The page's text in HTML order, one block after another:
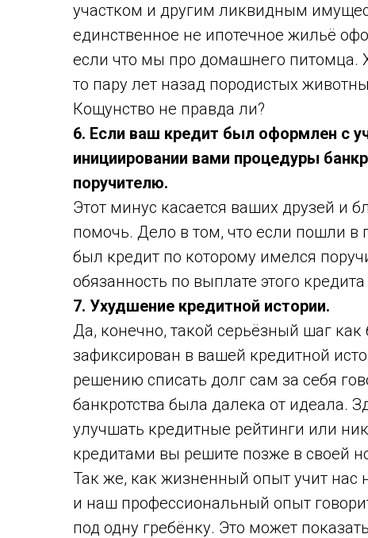
участком и другим ликвидным
единственное не ипотечное жильё
если что мы про домашнего питомца.
то пару лет назад породистых
Кощунство не правда ли?
6. Если ваш кредит был оформлен с
инициировании вами процедуры
поручителю.
Этот минус касается ваших друзей и
помочь. Дело в том, что если пошли в
был кредит по которому имелся
обязанность по выплате этого
7. Ухудшение кредитной истории.
Да, конечно, такой серьёзный шаг как
зафиксирован в вашей кредитной
решению списать долг сам за себя
банкротства была далека от идеала.
улучшать кредитные рейтинги или
кредитами вы решите позже в своей
Так же, как жизненный опыт учит нас
и наш профессиональный опыт
под одну гребёнку. Это может